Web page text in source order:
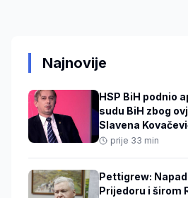
Najnovije
HSP BiH podnio
sudu BiH zbog
Slavena
prije 33 min
Pettigrew:
Prijedoru i širom